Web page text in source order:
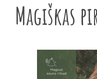
Magiškas